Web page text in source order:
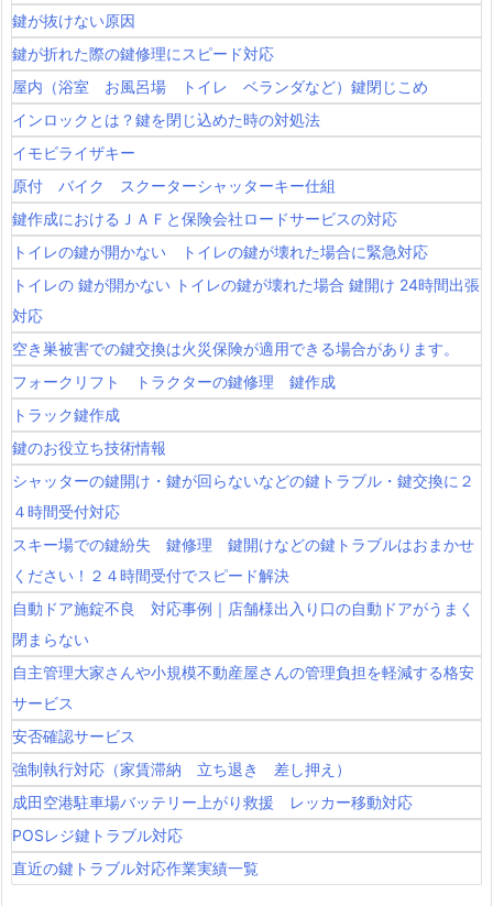
鍵が抜けない原因
鍵が折れた際の鍵修理にスピード対応
屋内（浴室 お風呂場 トイレ ベランダなど）鍵閉じこめ
インロックとは？鍵を閉じ込めた時の対処法
イモビライザキー
原付 バイク スクーターシャッターキー仕組
鍵作成におけるＪＡＦと保険会社ロードサービスの対応
トイレの鍵が開かない トイレの鍵が壊れた場合に緊急対応
トイレの 鍵が開かない トイレの鍵が壊れた場合 鍵開け 24時間出張
対応
空き巣被害での鍵交換は火災保険が適用できる場合があります。
フォークリフト トラクターの鍵修理 鍵作成
トラック鍵作成
鍵のお役立ち技術情報
シャッターの鍵開け・鍵が回らないなどの鍵トラブル・鍵交換に２
４時間受付対応
スキー場での鍵紛失 鍵修理 鍵開けなどの鍵トラブルはおまかせ
ください！２４時間受付でスピード解決
自動ドア施錠不良 対応事例｜店舗様出入り口の自動ドアがうまく
閉まらない
自主管理大家さんや小規模不動産屋さんの管理負担を軽減する格安
サービス
安否確認サービス
強制執行対応（家賃滞納 立ち退き 差し押え）
成田空港駐車場バッテリー上がり救援 レッカー移動対応
POSレジ鍵トラブル対応
直近の鍵トラブル対応作業実績一覧